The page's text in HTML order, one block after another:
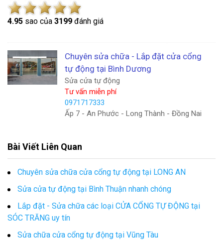
4.95 sao của 3199 đánh giá
Chuyên sửa chữa - Lắp đặt cửa cổng
tự động tại Bình Dương
Sửa cửa tự động
Tư vấn miễn phí
0971717333
Ấp 7 - An Phước - Long Thành - Đồng Nai
Bài Viết Liên Quan
Chuyên sửa chữa cửa cổng tự động tại LONG AN
Sửa cửa tự động tại Bình Thuận nhanh chóng
Lắp đặt - Sửa chữa các loại CỬA CỔNG TỰ ĐỘNG tại
SÓC TRĂNG uy tín
Sửa chữa cửa cổng tự động tại Vũng Tàu